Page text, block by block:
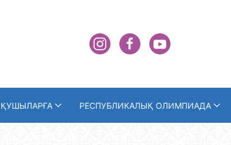
РЕСПУБЛИКАЛЫҚ ОЛИМПИАДА